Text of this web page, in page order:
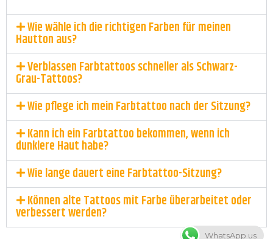
Wie wähle ich die richtigen Farben für meinen
Hautton aus?
Verblassen Farbtattoos schneller als Schwarz-
Grau-Tattoos?
Wie pflege ich mein Farbtattoo nach der Sitzung?
Kann ich ein Farbtattoo bekommen, wenn ich
dunklere Haut habe?
Wie lange dauert eine Farbtattoo-Sitzung?
Können alte Tattoos mit Farbe überarbeitet oder
verbessert werden?
WhatsApp us